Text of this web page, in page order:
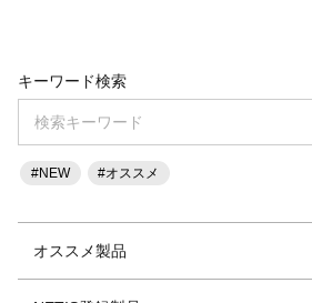
キーワード検索
#NEW #オススメ
オススメ製品